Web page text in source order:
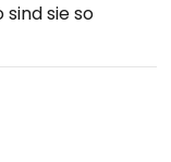
sind sie so